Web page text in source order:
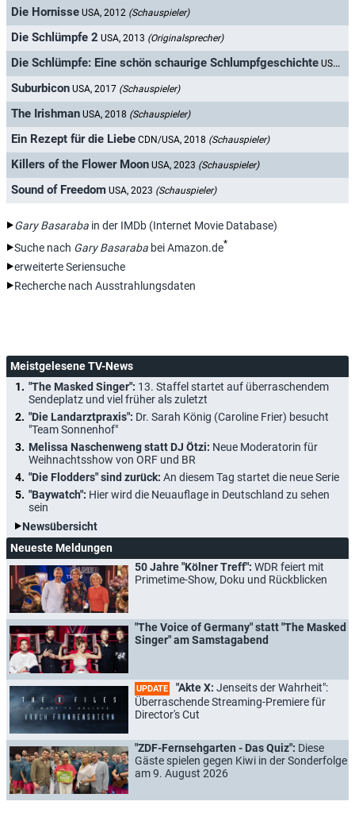
Die Hornisse USA, 2012 (Schauspieler)
Die Schlümpfe 2 USA, 2013 (Originalsprecher)
Die Schlümpfe: Eine schön schaurige Schlumpfgeschichte USA, 2013
Suburbicon USA, 2017 (Schauspieler)
The Irishman USA, 2018 (Schauspieler)
Ein Rezept für die Liebe CDN/USA, 2018 (Schauspieler)
Killers of the Flower Moon USA, 2023 (Schauspieler)
Sound of Freedom USA, 2023 (Schauspieler)
Gary Basaraba in der IMDb (Internet Movie Database)
Suche nach Gary Basaraba bei Amazon.de*
erweiterte Seriensuche
Recherche nach Ausstrahlungsdaten
Meistgelesene TV-News
"The Masked Singer": 13. Staffel startet auf überraschendem
Sendeplatz und viel früher als zuletzt
"Die Landarztpraxis": Dr. Sarah König (Caroline Frier) besucht
"Team Sonnenhof"
Melissa Naschenweng statt DJ Ötzi: Neue Moderatorin für
Weihnachtsshow von ORF und BR
"Die Flodders" sind zurück: An diesem Tag startet die neue Serie
"Baywatch": Hier wird die Neuauflage in Deutschland zu sehen
sein
Newsübersicht
Neueste Meldungen
50 Jahre "Kölner Treff": WDR feiert mit
Primetime-Show, Doku und Rückblicken
"The Voice of Germany" statt "The Masked
Singer" am Samstagabend
UPDATE "Akte X: Jenseits der Wahrheit":
Überraschende Streaming-Premiere für
Director's Cut
"ZDF-Fernsehgarten - Das Quiz": Diese
Gäste spielen gegen Kiwi in der Sonderfolge
am 9. August 2026